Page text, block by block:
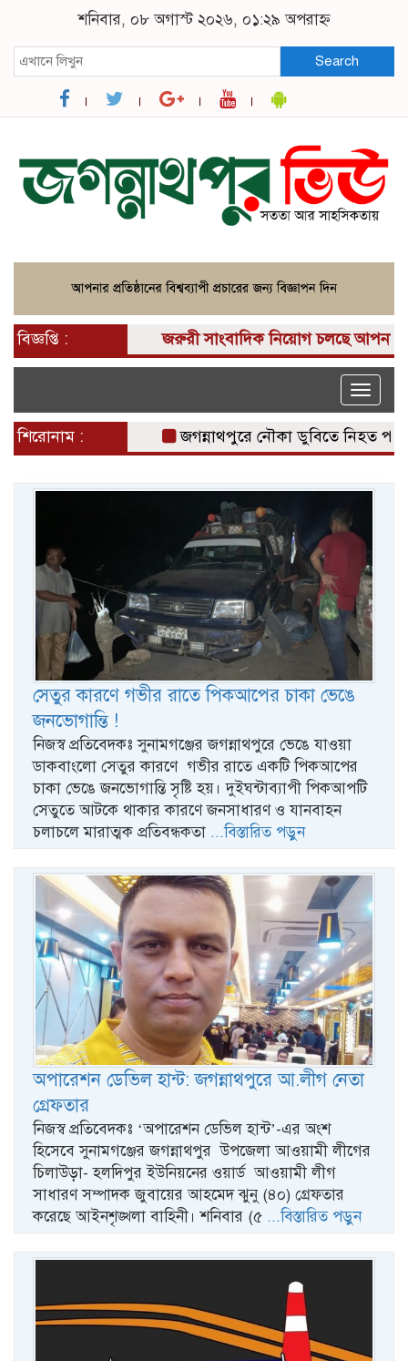
শনিবার, ০৮ অগাস্ট ২০২৬, ০১:২৯ অপরাহ্ন
Search
বিজ্ঞপ্তি : জরুরী সাংবাদিক নিয়োগ চলছে আপনার
Toggle
শিরোনাম : জগন্নাথপুরে নৌকা ডুবিতে নিহত
সেতুর কারণে গভীর রাতে পিকআপের চাকা ভেঙে
জনভোগান্তি !
নিজস্ব প্রতিবেদকঃ সুনামগঞ্জের জগন্নাথপুরে ভেঙে যাওয়া
ডাকবাংলো সেতুর কারণে গভীর রাতে একটি পিকআপের
চাকা ভেঙে জনভোগান্তি সৃষ্টি হয়। দুইঘন্টাব্যাপী পিকআপটি
সেতুতে আটকে থাকার কারণে জনসাধারণ ও যানবাহন
চলাচলে মারাত্মক প্রতিবন্ধকতা ...বিস্তারিত পড়ুন
অপারেশন ডেভিল হান্ট: জগন্নাথপুরে আ.লীগ নেতা
গ্রেফতার
নিজস্ব প্রতিবেদকঃ ‘অপারেশন ডেভিল হান্ট’-এর অংশ
হিসেবে সুনামগঞ্জের জগন্নাথপুর উপজেলা আওয়ামী লীগের
চিলাউড়া- হলদিপুর ইউনিয়নের ওয়ার্ড আওয়ামী লীগ
সাধারণ সম্পাদক জুবায়ের আহমেদ ঝুনু (৪০) গ্রেফতার
করেছে আইনশৃঙ্খলা বাহিনী। শনিবার (৫ ...বিস্তারিত পড়ুন